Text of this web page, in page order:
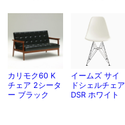
カリモク60 K
チェア 2シータ
ー ブラック
イームズ サイ
ドシェルチェア
DSR ホワイト